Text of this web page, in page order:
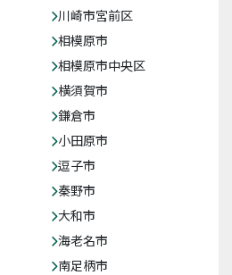
川崎市宮前区
相模原市
相模原市中央区
横須賀市
鎌倉市
小田原市
逗子市
秦野市
大和市
海老名市
南足柄市